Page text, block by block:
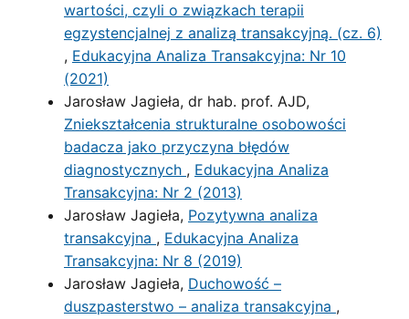
wartości, czyli o związkach terapii
egzystencjalnej z analizą transakcyjną. (cz. 6)
, Edukacyjna Analiza Transakcyjna: Nr 10
(2021)
Jarosław Jagieła, dr hab. prof. AJD,
Zniekształcenia strukturalne osobowości
badacza jako przyczyna błędów
diagnostycznych , Edukacyjna Analiza
Transakcyjna: Nr 2 (2013)
Jarosław Jagieła, Pozytywna analiza
transakcyjna , Edukacyjna Analiza
Transakcyjna: Nr 8 (2019)
Jarosław Jagieła, Duchowość –
duszpasterstwo – analiza transakcyjna ,